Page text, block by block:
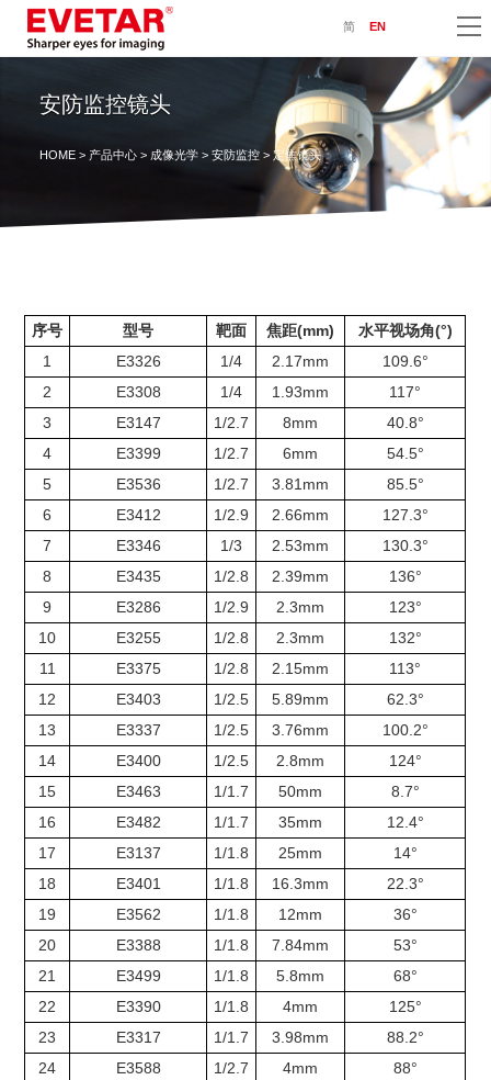
简 EN
安防监控镜头
HOME> 产品中心> 成像光学> 安防监控> 定焦镜头
序号 型号 靶面 焦距(mm)
水平视场角(°)
1
E3326 1/4 2.17mm
109.6°
2
E3308 1/4 1.93mm
117°
3
E3147 1/2.7 8mm
40.8°
4
E3399 1/2.7 6mm
54.5°
5
E3536 1/2.7 3.81mm
85.5°
6
E3412 1/2.9 2.66mm
127.3°
7
E3346 1/3 2.53mm
130.3°
8
E3435 1/2.8 2.39mm
136°
9
E3286 1/2.9 2.3mm
123°
10
E3255 1/2.8 2.3mm
132°
11
E3375 1/2.8 2.15mm
113°
12
E3403 1/2.5 5.89mm
62.3°
13
E3337 1/2.5 3.76mm
100.2°
14
E3400 1/2.5 2.8mm
124°
15
E3463 1/1.7 50mm
8.7°
16
E3482 1/1.7 35mm
12.4°
17
E3137 1/1.8 25mm
14°
18
E3401 1/1.8 16.3mm
22.3°
19
E3562 1/1.8 12mm
36°
20
E3388 1/1.8 7.84mm
53°
21
E3499 1/1.8 5.8mm
68°
22
E3390 1/1.8 4mm
125°
23
E3317 1/1.7 3.98mm
88.2°
24
E3588 1/2.7 4mm
88°